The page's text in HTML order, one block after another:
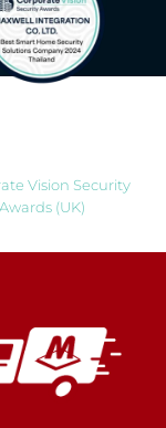
Vision Security
Awards (UK)